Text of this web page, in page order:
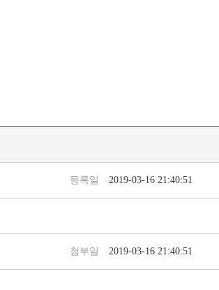
등록일 2019-03-16 21:40:51
첨부일 2019-03-16 21:40:51